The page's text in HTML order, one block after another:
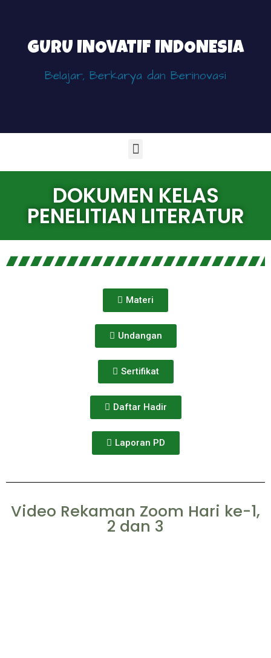
GURU INOVATIF INDONESIA
Belajar, Berkarya dan Berinovasi
DOKUMEN KELAS
PENELITIAN LITERATUR
Materi
Undangan
Sertifikat
Daftar Hadir
Laporan PD
Video Rekaman Zoom Hari ke-1,
2 dan 3